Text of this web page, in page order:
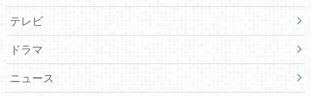
テレビ
ドラマ
ニュース